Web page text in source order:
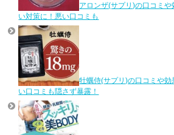
アロンザ(サプリ)の口コミ
い対策に！悪い口コミも
牡蠣侍(サプリ)の口コミや
い口コミも隠さず暴露！